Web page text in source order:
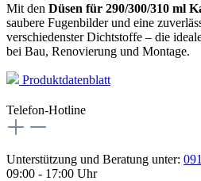
Mit den Düsen für 290/300/310 ml
saubere Fugenbilder und eine
verschiedenster Dichtstoffe – die
bei Bau, Renovierung und Montage.
Produktdatenblatt
Telefon-Hotline
Unterstützung und Beratung unter:
09:00 - 17:00 Uhr